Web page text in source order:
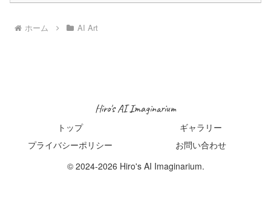
ホーム AI Art
Hiro's AI Imaginarium
トップ
ギャラリー
プライバシーポリシー
お問い合わせ
© 2024-2026 Hiro's AI Imaginarium.